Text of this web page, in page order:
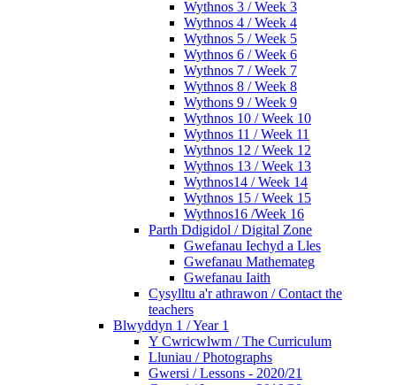
Wythnos 3 / Week 3
Wythnos 4 / Week 4
Wythnos 5 / Week 5
Wythnos 6 / Week 6
Wythnos 7 / Week 7
Wythnos 8 / Week 8
Wythons 9 / Week 9
Wythnos 10 / Week 10
Wythnos 11 / Week 11
Wythnos 12 / Week 12
Wythnos 13 / Week 13
Wythnos14 / Week 14
Wythnos 15 / Week 15
Wythnos16 /Week 16
Parth Ddigidol / Digital Zone
Gwefanau Iechyd a Lles
Gwefanau Mathemateg
Gwefanau Iaith
Cysylltu a'r athrawon / Contact the
teachers
Blwyddyn 1 / Year 1
Y Cwricwlwm / The Curriculum
Lluniau / Photographs
Gwersi / Lessons - 2020/21